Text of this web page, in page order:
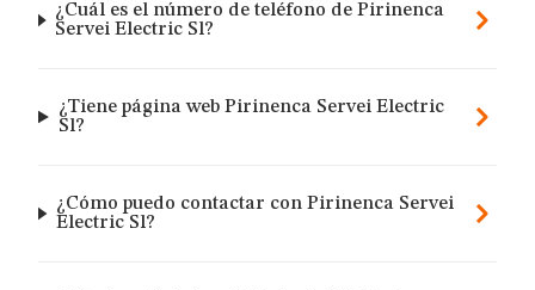
¿Cuál es el número de teléfono de Pirinenca
Servei Electric Sl?
¿Tiene página web Pirinenca Servei Electric
Sl?
¿Cómo puedo contactar con Pirinenca Servei
Electric Sl?